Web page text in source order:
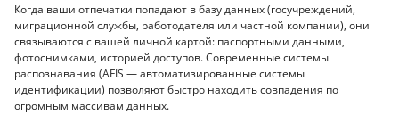
Когда ваши отпечатки попадают в базу данных (госучреждений,
миграционной службы, работодателя или частной компании), они
связываются с вашей личной картой: паспортными данными,
фотоснимками, историей доступов. Современные системы
распознавания (AFIS — автоматизированные системы
идентификации) позволяют быстро находить совпадения по
огромным массивам данных.